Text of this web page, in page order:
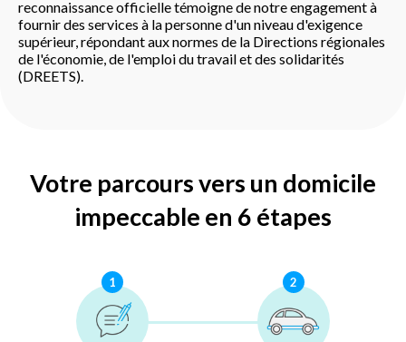
reconnaissance officielle témoigne de notre engagement à
fournir des services à la personne d'un niveau d'exigence
supérieur, répondant aux normes de la Directions régionales
de l'économie, de l'emploi du travail et des solidarités
(DREETS).
Votre parcours vers un domicile
impeccable en 6 étapes
1 2